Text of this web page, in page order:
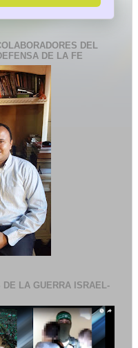
DEL
DE LA FE
LA GUERRA ISRAEL-